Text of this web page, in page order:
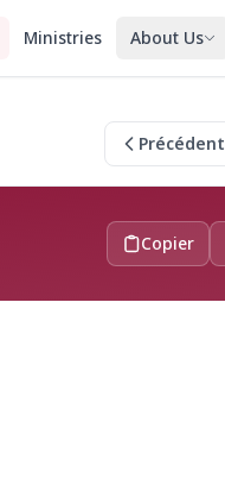
Ministries About Us
Précédent
Copier